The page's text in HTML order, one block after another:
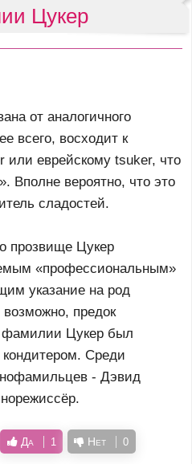
Цукер
от аналогичного
всего, восходит к
или еврейскому tsuker, что
Вполне вероятно, что это
сладостей.
прозвище Цукер
«профессиональным»
указание на род
возможно, предок
фамилии Цукер был
Среди
- Дэвид
Да 1 Нет 0